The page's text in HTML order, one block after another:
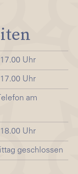
Uhr
Uhr
am
Uhr
geschlossen